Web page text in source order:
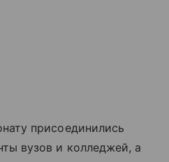
присоединились
вузов и колледжей, а